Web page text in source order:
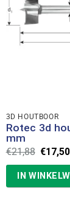
3D HOUTBOOR
Rotec 3d
mm
€21,88
prijs
€17,50
IN